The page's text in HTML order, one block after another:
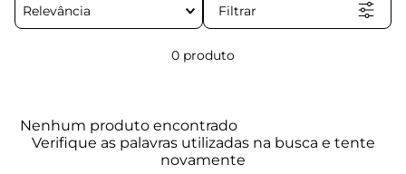
Relevância Filtrar
0 produto
Nenhum produto encontrado